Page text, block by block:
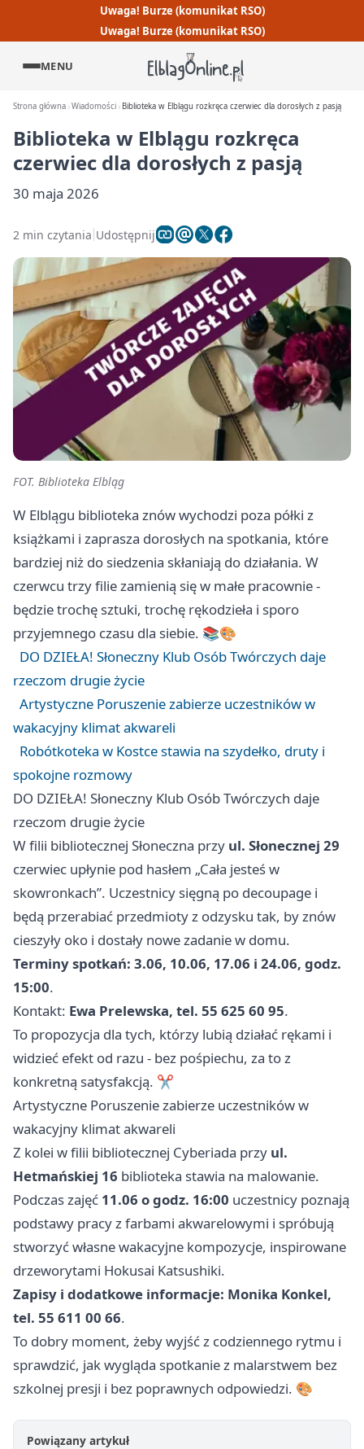
Uwaga! Burze (komunikat RSO)
Uwaga! Burze (komunikat RSO)
MENU
Strona główna Wiadomości Biblioteka w Elblągu rozkręca czerwiec dla dorosłych z pasją
Biblioteka w Elblągu rozkręca
czerwiec dla dorosłych z pasją
30 maja 2026
2 min czytania Udostępnij
FOT. Biblioteka Elbląg
W Elblągu biblioteka znów wychodzi poza półki z
książkami i zaprasza dorosłych na spotkania, które
bardziej niż do siedzenia skłaniają do działania. W
czerwcu trzy filie zamienią się w małe pracownie -
będzie trochę sztuki, trochę rękodzieła i sporo
przyjemnego czasu dla siebie. 📚🎨
DO DZIEŁA! Słoneczny Klub Osób Twórczych daje
rzeczom drugie życie
Artystyczne Poruszenie zabierze uczestników w
wakacyjny klimat akwareli
Robótkoteka w Kostce stawia na szydełko, druty i
spokojne rozmowy
DO DZIEŁA! Słoneczny Klub Osób Twórczych daje
rzeczom drugie życie
W filii bibliotecznej Słoneczna przy ul. Słonecznej 29
czerwiec upłynie pod hasłem „Cała jesteś w
skowronkach”. Uczestnicy sięgną po decoupage i
będą przerabiać przedmioty z odzysku tak, by znów
cieszyły oko i dostały nowe zadanie w domu.
Terminy spotkań: 3.06, 10.06, 17.06 i 24.06, godz.
15:00.
Kontakt: Ewa Prelewska, tel. 55 625 60 95.
To propozycja dla tych, którzy lubią działać rękami i
widzieć efekt od razu - bez pośpiechu, za to z
konkretną satysfakcją. ✂️
Artystyczne Poruszenie zabierze uczestników w
wakacyjny klimat akwareli
Z kolei w filii bibliotecznej Cyberiada przy ul.
Hetmańskiej 16 biblioteka stawia na malowanie.
Podczas zajęć 11.06 o godz. 16:00 uczestnicy poznają
podstawy pracy z farbami akwarelowymi i spróbują
stworzyć własne wakacyjne kompozycje, inspirowane
drzeworytami Hokusai Katsushiki.
Zapisy i dodatkowe informacje: Monika Konkel,
tel. 55 611 00 66.
To dobry moment, żeby wyjść z codziennego rytmu i
sprawdzić, jak wygląda spotkanie z malarstwem bez
szkolnej presji i bez poprawnych odpowiedzi. 🎨
Powiązany artykuł